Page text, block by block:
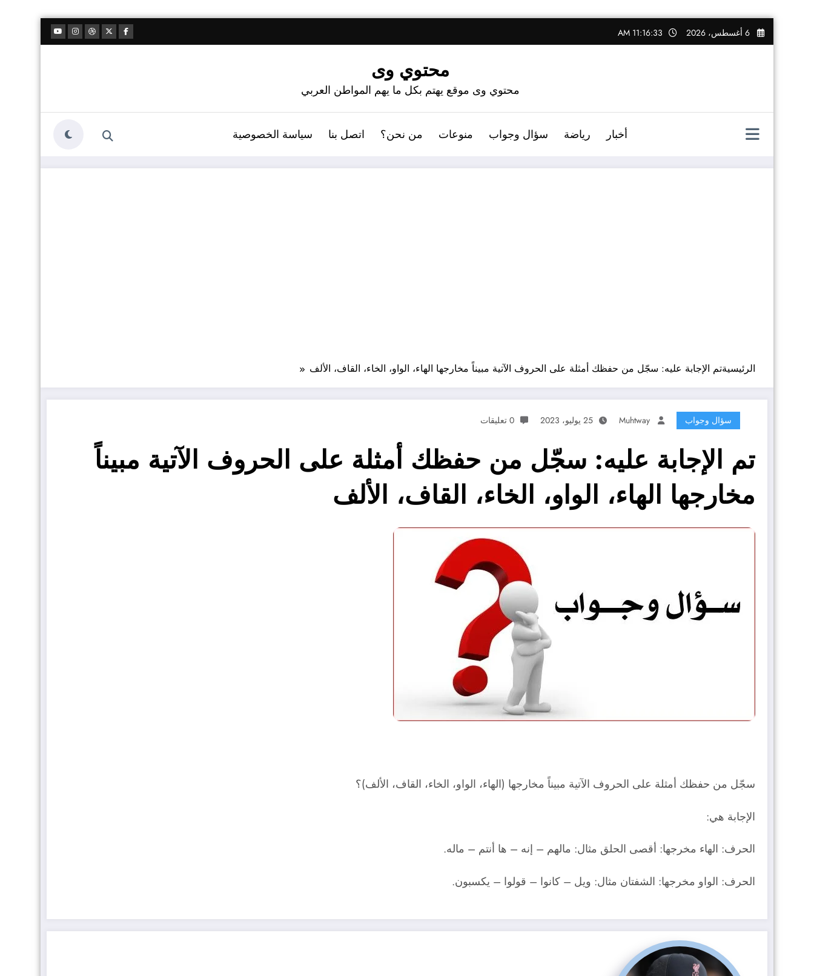
التجاوز
إلى
6 أغسطس، 2026 11:16:34 AM
محتوي وى
محتوي وى موقع يهتم بكل ما يهم المواطن العربي
أخبار رياضة سؤال وجواب منوعات من نحن؟ اتصل بنا سياسة الخصوصية
الرئيسيةتم الإجابة عليه: سجّل من حفظك أمثلة على الحروف الآتية مبيناً مخارجها الهاء، الواو، الخاء، القاف، الألف
سؤال وجواب Muhtway 25 يوليو، 2023 0 تعليقات
تم الإجابة عليه: سجّل من حفظك أمثلة على الحروف الآتية مبيناً
مخارجها الهاء، الواو، الخاء، القاف، الألف
سجّل من حفظك أمثلة على الحروف الآتية مبيناً مخارجها (الهاء، الواو، الخاء، القاف، الألف)؟
الإجابة هي:
الحرف: الهاء مخرجها: أقصى الحلق مثال: مالهم – إنه – ها أنتم – ماله.
الحرف: الواو مخرجها: الشفتان مثال: ويل – كانوا – قولوا – يكسبون.